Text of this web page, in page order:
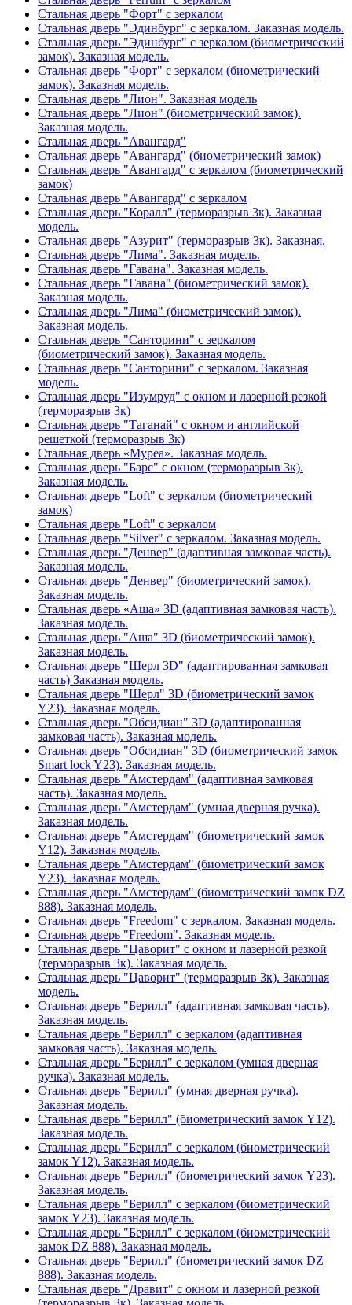
Стальная дверь "Форт" с зеркалом
Стальная дверь "Эдинбург" с зеркалом. Заказная модель.
Стальная дверь "Эдинбург" с зеркалом (биометрический
замок). Заказная модель.
Стальная дверь "Форт" с зеркалом (биометрический
замок). Заказная модель.
Стальная дверь "Лион". Заказная модель
Стальная дверь "Лион" (биометрический замок).
Заказная модель.
Стальная дверь "Авангард"
Стальная дверь "Авангард" (биометрический замок)
Стальная дверь "Авангард" с зеркалом (биометрический
замок)
Стальная дверь "Авангард" с зеркалом
Стальная дверь "Коралл" (терморазрыв 3к). Заказная
модель.
Стальная дверь "Азурит" (терморазрыв 3к). Заказная.
Стальная дверь "Лима". Заказная модель.
Стальная дверь "Гавана". Заказная модель.
Стальная дверь "Гавана" (биометрический замок).
Заказная модель.
Стальная дверь "Лима" (биометрический замок).
Заказная модель.
Стальная дверь "Санторини" с зеркалом
(биометрический замок). Заказная модель.
Стальная дверь "Санторини" с зеркалом. Заказная
модель.
Стальная дверь "Изумруд" с окном и лазерной резкой
(терморазрыв 3к)
Стальная дверь "Таганай" с окном и английской
решеткой (терморазрыв 3к)
Стальная дверь «Муреа». Заказная модель.
Стальная дверь "Барс" с окном (терморазрыв 3к).
Заказная модель.
Стальная дверь "Loft" с зеркалом (биометрический
замок)
Стальная дверь "Loft" с зеркалом
Стальная дверь "Silver" с зеркалом. Заказная модель.
Стальная дверь "Денвер" (адаптивная замковая часть).
Заказная модель.
Стальная дверь "Денвер" (биометрический замок).
Заказная модель.
Стальная дверь «Аша» 3D (адаптивная замковая часть).
Заказная модель.
Стальная дверь "Аша" 3D (биометрический замок).
Заказная модель.
Стальная дверь "Шерл 3D" (адаптированная замковая
часть) Заказная модель.
Стальная дверь "Шерл" 3D (биометрический замок
Y23). Заказная модель.
Стальная дверь "Обсидиан" 3D (адаптированная
замковая часть). Заказная модель.
Стальная дверь "Обсидиан" 3D (биометрический замок
Smart lock Y23). Заказная модель.
Стальная дверь "Амстердам" (адаптивная замковая
часть). Заказная модель.
Стальная дверь "Амстердам" (умная дверная ручка).
Заказная модель.
Стальная дверь "Амстердам" (биометрический замок
Y12). Заказная модель.
Стальная дверь "Амстердам" (биометрический замок
Y23). Заказная модель.
Стальная дверь "Амстердам" (биометрический замок DZ
888). Заказная модель.
Стальная дверь "Freedom" с зеркалом. Заказная модель.
Стальная дверь "Freedom". Заказная модель.
Стальная дверь "Цаворит" с окном и лазерной резкой
(терморазрыв 3к). Заказная модель.
Стальная дверь "Цаворит" (терморазрыв 3к). Заказная
модель.
Стальная дверь "Берилл" (адаптивная замковая часть).
Заказная модель.
Стальная дверь "Берилл" с зеркалом (адаптивная
замковая часть). Заказная модель.
Стальная дверь "Берилл" с зеркалом (умная дверная
ручка). Заказная модель.
Стальная дверь "Берилл" (умная дверная ручка).
Заказная модель.
Стальная дверь "Берилл" (биометрический замок Y12).
Заказная модель.
Стальная дверь "Берилл" с зеркалом (биометрический
замок Y12). Заказная модель.
Стальная дверь "Берилл" (биометрический замок Y23).
Заказная модель.
Стальная дверь "Берилл" с зеркалом (биометрический
замок Y23). Заказная модель.
Стальная дверь "Берилл" с зеркалом (биометрический
замок DZ 888). Заказная модель.
Стальная дверь "Берилл" (биометрический замок DZ
888). Заказная модель.
Стальная дверь "Дравит" с окном и лазерной резкой